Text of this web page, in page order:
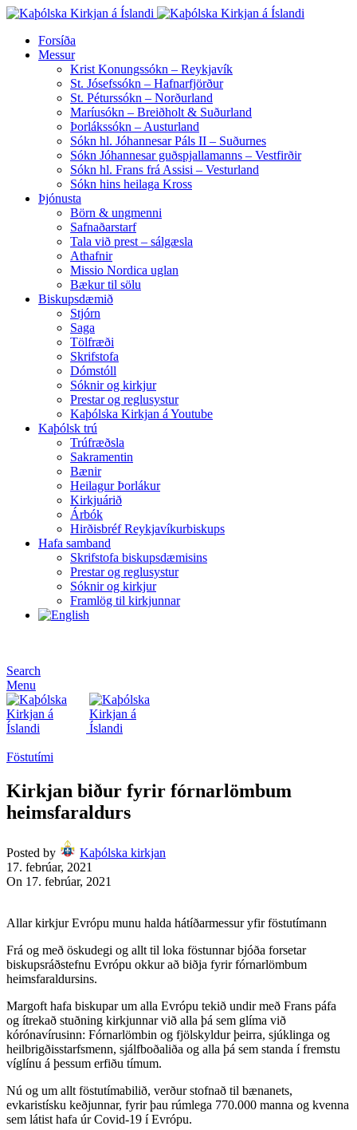
Forsíða
Messur
Krist Konungssókn – Reykjavík
St. Jósefssókn – Hafnarfjörður
St. Péturssókn – Norðurland
Maríusókn – Breiðholt & Suðurland
Þorlákssókn – Austurland
Sókn hl. Jóhannesar Páls II – Suðurnes
Sókn Jóhannesar guðspjallamanns – Vestfirðir
Sókn hl. Frans frá Assisi – Vesturland
Sókn hins heilaga Kross
Þjónusta
Börn & ungmenni
Safnaðarstarf
Tala við prest – sálgæsla
Athafnir
Missio Nordica uglan
Bækur til sölu
Biskupsdæmið
Stjórn
Saga
Tölfræði
Skrifstofa
Dómstóll
Sóknir og kirkjur
Prestar og reglusystur
Kaþólska Kirkjan á Youtube
Kaþólsk trú
Trúfræðsla
Sakramentin
Bænir
Heilagur Þorlákur
Kirkjuárið
Árbók
Hirðisbréf Reykjavíkurbiskups
Hafa samband
Skrifstofa biskupsdæmisins
Prestar og reglusystur
Sóknir og kirkjur
Framlög til kirkjunnar
Search
Menu
Föstutími
Kirkjan biður fyrir fórnarlömbum
heimsfaraldurs
Posted by
Kaþólska kirkjan
17. febrúar, 2021
On 17. febrúar, 2021
Allar kirkjur Evrópu munu halda hátíðarmessur yfir föstutímann
Frá og með öskudegi og allt til loka föstunnar bjóða forsetar
biskupsráðstefnu Evrópu okkur að biðja fyrir fórnarlömbum
heimsfaraldursins.
Margoft hafa biskupar um alla Evrópu tekið undir með Frans páfa
og ítrekað stuðning kirkjunnar við alla þá sem glíma við
kórónavírusinn: Fórnarlömbin og fjölskyldur þeirra, sjúklinga og
heilbrigðisstarfsmenn, sjálfboðaliða og alla þá sem standa í fremstu
víglínu á þessum erfiðu tímum.
Nú og um allt föstutímabilið, verður stofnað til bænanets,
evkaristísku keðjunnar, fyrir þau rúmlega 770.000 manna og kvenna
sem látist hafa úr Covid-19 í Evrópu.